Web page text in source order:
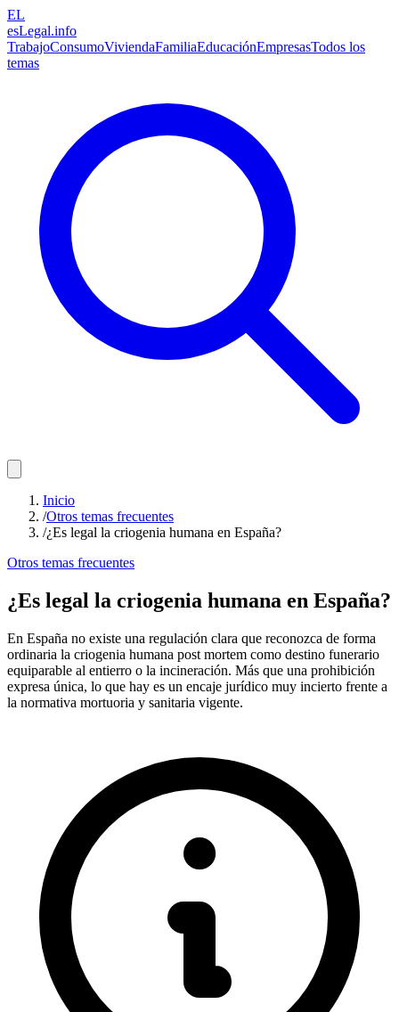
EL
esLegal.info
TrabajoConsumoViviendaFamiliaEducaciónEmpresasTodos los
temas
Inicio
/Otros temas frecuentes
/¿Es legal la criogenia humana en España?
Otros temas frecuentes
¿Es legal la criogenia humana en España?
En España no existe una regulación clara que reconozca de forma
ordinaria la criogenia humana post mortem como destino funerario
equiparable al entierro o la incineración. Más que una prohibición
expresa única, lo que hay es un encaje jurídico muy incierto frente a
la normativa mortuoria y sanitaria vigente.